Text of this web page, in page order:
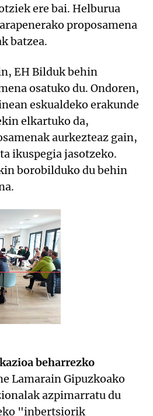
ere bai. Helburua
proposamena
batzea.
EH Bilduk behin
osatuko du. Ondoren,
eskualdeko erakunde
elkartuko da,
aurkezteaz gain,
ikuspegia jasotzeko.
borobilduko du behin
beharrezko
Lamarain Gipuzkoako
azpimarratu du
"inbertsiorik